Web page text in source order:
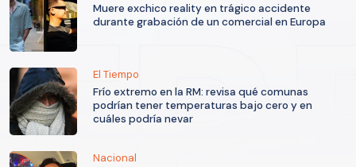
Muere exchico reality en trágico accidente
durante grabación de un comercial en Europa
El Tiempo
Frío extremo en la RM: revisa qué comunas
podrían tener temperaturas bajo cero y en
cuáles podría nevar
Nacional